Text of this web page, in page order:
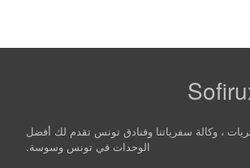
، وكالة سفرياتنا وفنادق تونس تقدم لك أفضل
الوحدات في تونس وسوسة.